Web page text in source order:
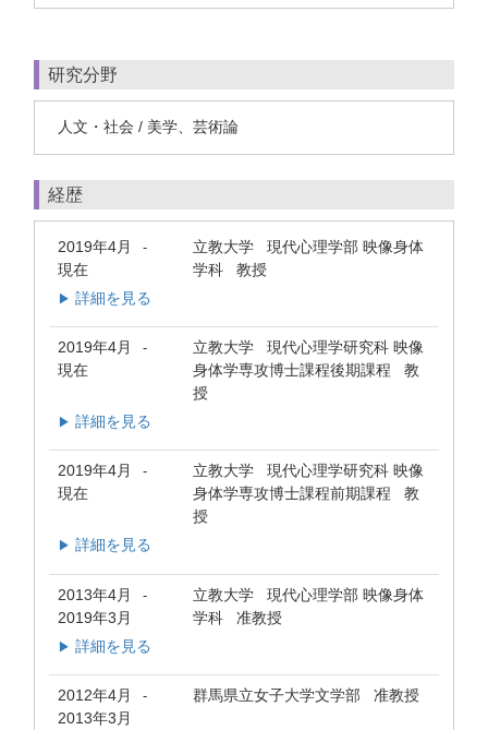
研究分野
人文・社会 / 美学、芸術論
経歴
2019年4月 -
現在
立教大学 現代心理学部 映像身体
学科 教授
▶ 詳細を見る
2019年4月 -
現在
立教大学 現代心理学研究科 映像
身体学専攻博士課程後期課程 教
授
▶ 詳細を見る
2019年4月 -
現在
立教大学 現代心理学研究科 映像
身体学専攻博士課程前期課程 教
授
▶ 詳細を見る
2013年4月 -
2019年3月
立教大学 現代心理学部 映像身体
学科 准教授
▶ 詳細を見る
2012年4月 -
2013年3月
群馬県立女子大学文学部 准教授